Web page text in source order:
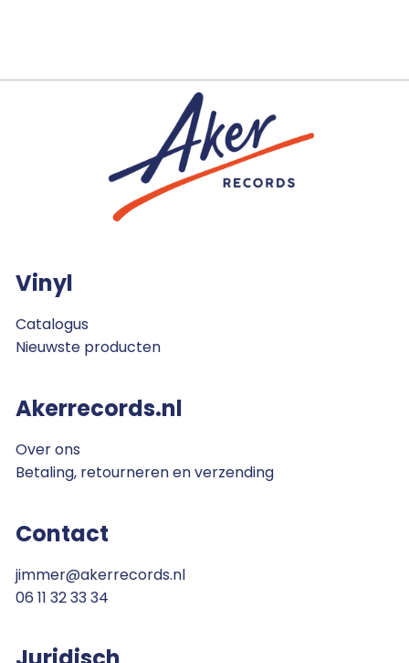
Vinyl
Catalogus
Nieuwste producten
Akerrecords.nl
Over ons
Betaling, retourneren en verzending
Contact
jimmer@akerrecords.nl
06 11 32 33 34